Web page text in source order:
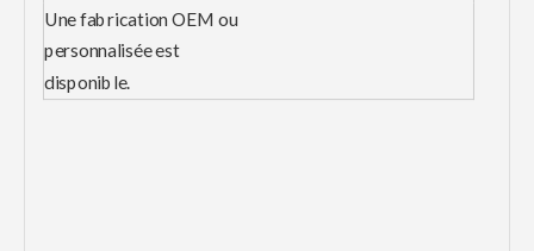
Une fabrication OEM ou
personnalisée est
disponible.